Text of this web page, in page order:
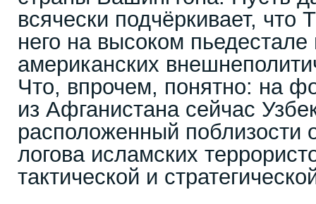
всячески подчёркивает, что
него на высоком пьедестале
американских
Что, впрочем, понятно: на
из Афганистана сейчас
расположенный поблизости
логова исламских
тактической и